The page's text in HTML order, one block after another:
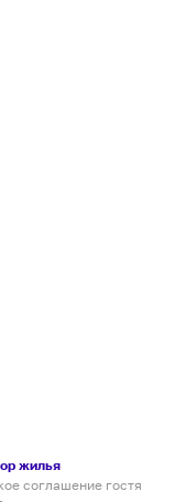
жилья
соглашение гостя